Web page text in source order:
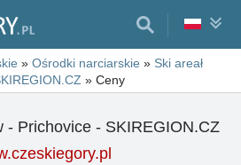
» Ośrodki narciarskie » Ski areał
» Ceny
- Prichovice - SKIREGION.CZ